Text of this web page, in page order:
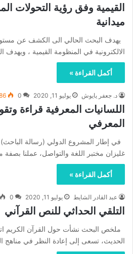
القيمية وفق رؤية التحولات
ميدانية
يهدف البحث الحالي الى الكشف عن مستوى
الالكترونية في المنظومة القيمية ، ويهدف
أكمل القراءة »
د. جعفر يايوش يوليو 11, 2020 0
اللسانيات المعرفية قراءة
المعرفي
في إطار المشروع الدولي (رسالة
غليزان مختبر اللغة والتواصل، عملنا
أكمل القراءة »
عبد القادر الشايط يوليو 11, 2020 0
التلقي الحداثي للنص القرآني
ملخص البحث نشأت حول القرآن الكريم
الحديث، تسعى إلى إعادة النظر في مناهج